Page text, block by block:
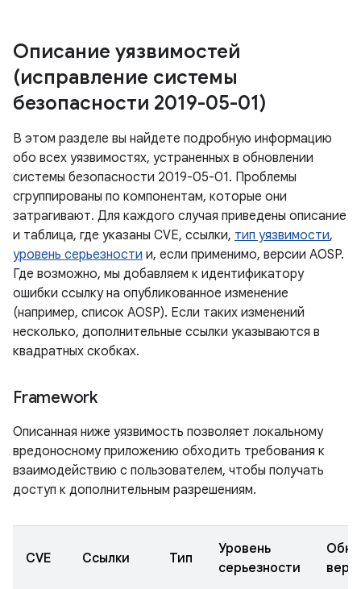
Описание уязвимостей
(исправление системы
безопасности 2019-05-01)
В этом разделе вы найдете подробную информацию
обо всех уязвимостях, устраненных в обновлении
системы безопасности 2019-05-01. Проблемы
сгруппированы по компонентам, которые они
затрагивают. Для каждого случая приведены описание
и таблица, где указаны CVE, ссылки, тип уязвимости,
уровень серьезности и, если применимо, версии AOSP.
Где возможно, мы добавляем к идентификатору
ошибки ссылку на опубликованное изменение
(например, список AOSP). Если таких изменений
несколько, дополнительные ссылки указываются в
квадратных скобках.
Framework
Описанная ниже уязвимость позволяет локальному
вредоносному приложению обходить требования к
взаимодействию с пользователем, чтобы получать
доступ к дополнительным разрешениям.
CVE Ссылки Тип
Уровень
серьезности